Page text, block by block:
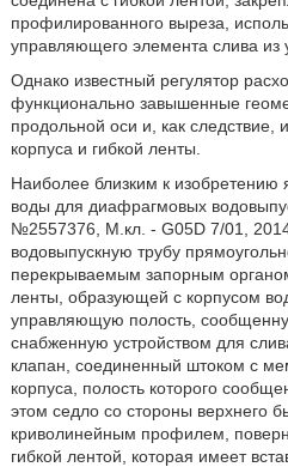
профилированного выреза,
управляющего элемента слива из
Однако известный регулятор
функционально завышенные
продольной оси и, как следствие,
корпуса и гибкой ленты.
Наиболее близким к изобретению
воды для диафрагмовых
№2557376, М.кл. - G05D 7/01,
водовыпускную трубу
перекрываемым запорным
ленты, образующей с корпусом
управляющую полость,
снабженную устройством для
клапан, соединенный штоком с
корпуса, полость которого
этом седло со стороны верхнего
криволинейным профилем,
гибкой лентой, которая имеет